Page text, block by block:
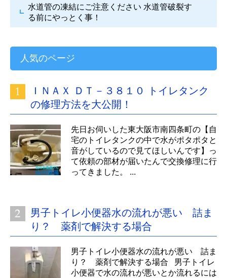
水道管の凍結にご注意ください 水道管破裂す
る前にやっとく事！
人気のページ
ＩＮＡＸ ＤＴ－３８１０ トイレタンク
の修理方法を大公開！
先日お伺いした東大阪市南四条町の【自
宅のトイレタンクの中で水がポタポタと
音がしているので見てほしいんです】っ
て依頼の部材が届いたんで交換修理に行
ってきました。 ...
男子トイレ小便器水の流れが悪い 詰ま
り？ 薬剤で解決する場合
男子トイレ小便器水の流れが悪い 詰ま
り？ 薬剤で解決する場合 男子トイレ
小便器で水の流れが悪いとか流れるには